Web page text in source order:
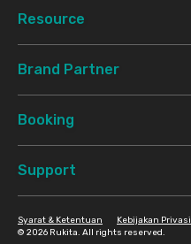
Resource
Brand Partner
Booking
Support
© 2026 Rukita. All rights reserved.
Syarat & Ketentuan Kebijakan Privasi